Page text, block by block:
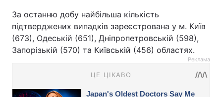
За останню добу найбільша кількість
підтверджених випадків зареєстрована у м. Київ
(673), Одеській (651), Дніпропетровській (598),
Запорізькій (570) та Київській (456) областях.
Реклама